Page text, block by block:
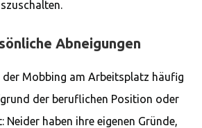
Abneigungen
der Mobbing am Arbeitsplatz häufig
der beruflichen Position oder
Neider haben ihre eigenen Gründe,